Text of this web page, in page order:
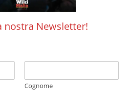
nostra Newsletter!
Cognome